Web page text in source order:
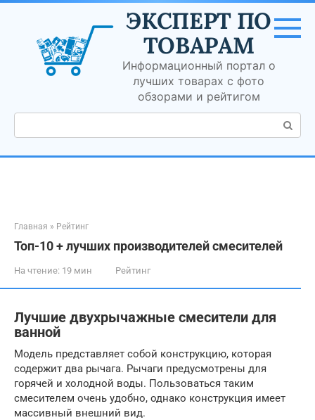
Перейти
контенту
ЭКСПЕРТ ПО
ТОВАРАМ
Информационный портал о
лучших товарах с фото
обзорами и рейтигом
Поиск:
Главная » Рейтинг
Топ-10 + лучших производителей смесителей
На чтение: 19 мин Рейтинг
Лучшие двухрычажные смесители для
ванной
Модель представляет собой конструкцию, которая
содержит два рычага. Рычаги предусмотрены для
горячей и холодной воды. Пользоваться таким
смесителем очень удобно, однако конструкция имеет
массивный внешний вид.